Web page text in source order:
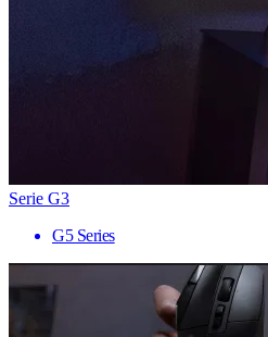
Serie G3
G5 Series